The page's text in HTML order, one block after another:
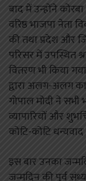
बाद में उन्होंने
वरिष्ठ भाजपा नेता
की तथा प्रदेश और
परिसर में उपस्थित
वितरण भी किया
द्वारा अलग-अलग
गोपाल मोदी ने
व्यापारियों और
कोटि-कोटि धन्यवाद
इस बार उनका